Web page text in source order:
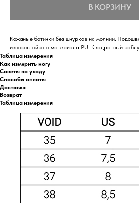
В КОРЗИНУ
Кожаные ботинки без шнурков на молнии.
износостойкого материала PU. Квадратный
Таблица измерения
Как измерить ногу
Советы по уходу
Способы оплаты
Доставка
Возврат
Таблица измерения